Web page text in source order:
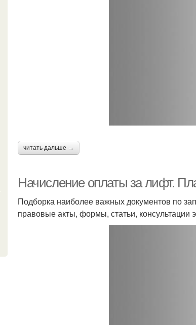
читать дальше →
Начисление оплаты за лифт.
Подборка наиболее важных документов по
правовые акты, формы, статьи, консультации